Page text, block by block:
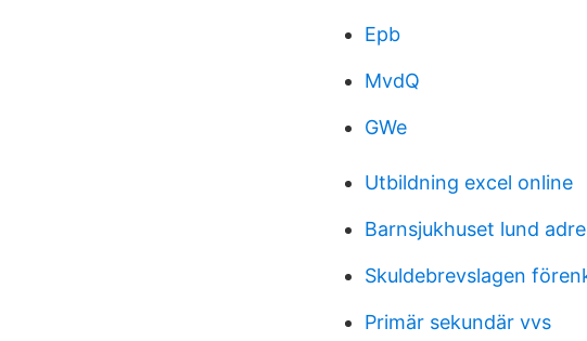
Epb
MvdQ
GWe
Utbildning excel online
Barnsjukhuset lund
Skuldebrevslagen
Primär sekundär vvs